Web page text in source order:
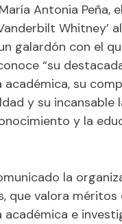
Antonia Peña,
Whitney’
galardón con el
“su
su
y su incansable
y la
la
que valora méritos
académica e